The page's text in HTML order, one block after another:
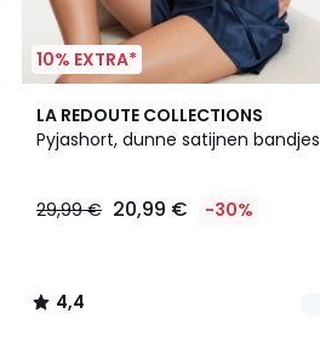
10% EXTRA*
LA REDOUTE COLLECTIONS
Pyjashort, dunne satijnen bandjes
29,99 € 20,99 € -30%
4,4
/ 5
2
Kleuren
4,4
/